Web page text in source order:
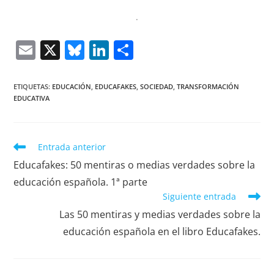
.
E
ai
l
X Bl
e
Li
k m
ETIQUETAS: EDUCACIÓN EDUCAFAKES SOCIEDAD TRANSFORMACIÓN
EDUCATIVA
Entrada anterior
Educafakes: 50 mentiras o medias verdades sobre la
educación española. 1ª parte
Siguiente entrada
Las 50 mentiras y medias verdades sobre la
educación española en el libro Educafakes.